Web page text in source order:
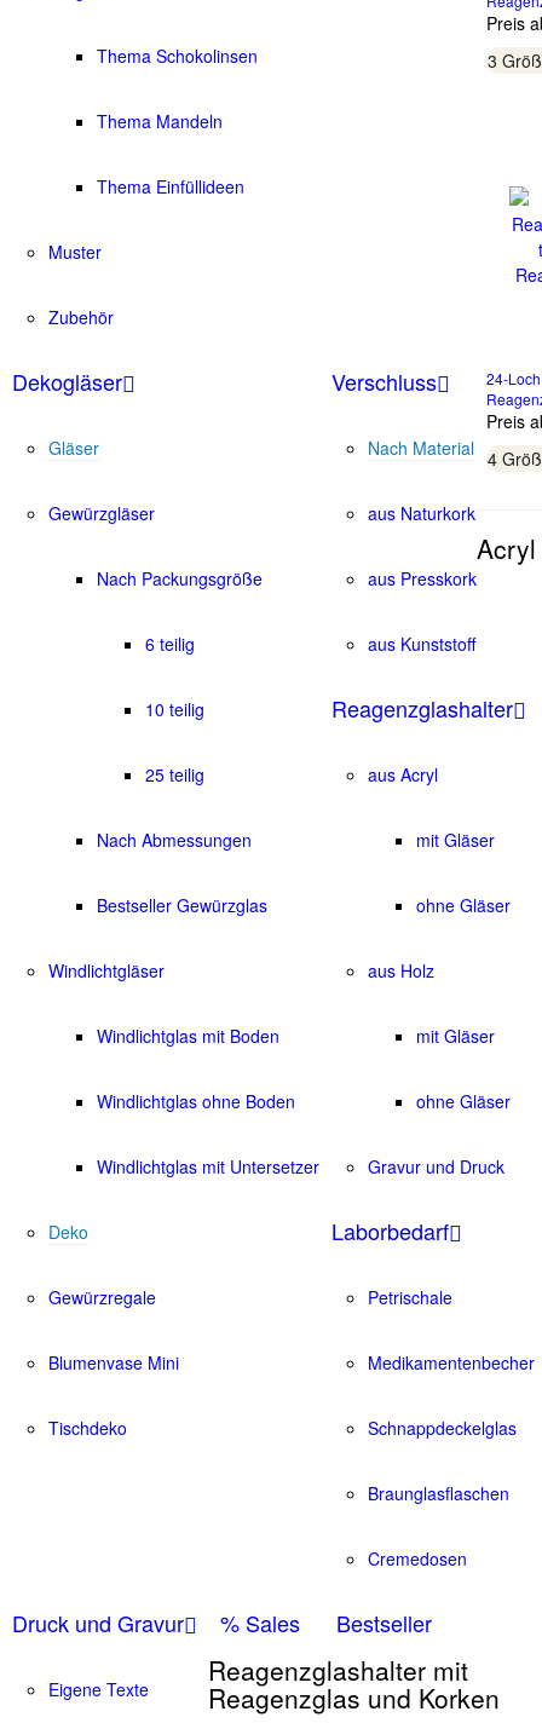
Thema Schokolinsen
Thema Mandeln
Thema Einfüllideen
Muster
Zubehör
Dekogläser
Gläser
Gewürzgläser
Nach Packungsgröße
6 teilig
10 teilig
25 teilig
Nach Abmessungen
Bestseller Gewürzglas
Windlichtgläser
Windlichtglas mit Boden
Windlichtglas ohne Boden
Windlichtglas mit Untersetzer
Deko
Gewürzregale
Blumenvase Mini
Tischdeko
Verschluss
Nach Material
aus Naturkork
aus Presskork
aus Kunststoff
Reagenzglashalter
aus Acryl
mit Gläser
ohne Gläser
aus Holz
mit Gläser
ohne Gläser
Gravur und Druck
Laborbedarf
Petrischale
Medikamentenbecher
Schnappdeckelglas
Braunglasflaschen
Cremedosen
Druck und Gravur
Eigene Texte
% Sales Bestseller
Preis
3
24-
Preis
4
Acryl
Reagenzglashalter mit
Reagenzglas und Korken